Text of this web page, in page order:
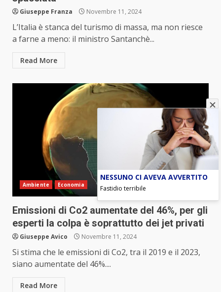
Giuseppe Franza Novembre 11, 2024
L’Italia è stanca del turismo di massa, ma non riesce
a farne a meno: il ministro Santanchè...
Read More
Ambiente Economia
Emissioni di Co2 aumentate del 46%, per gli
esperti la colpa è soprattutto dei jet privati
Giuseppe Avico Novembre 11, 2024
Si stima che le emissioni di Co2, tra il 2019 e il 2023,
siano aumentate del 46%....
Read More
NESSUNO CI AVEVA AVVERTITO
Fastidio terribile